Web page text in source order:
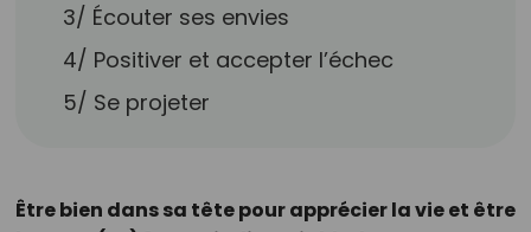
3/ Écouter ses envies
4/ Positiver et accepter l’échec
5/ Se projeter
Être bien dans sa tête pour apprécier la vie et être